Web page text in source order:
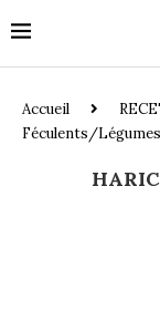
Accueil
Féculents/Légumes